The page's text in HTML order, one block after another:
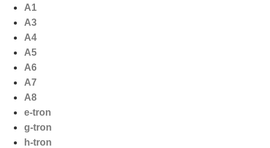
naar
inhoud
A1
A3
A4
A5
A6
A7
A8
e-tron
g-tron
h-tron